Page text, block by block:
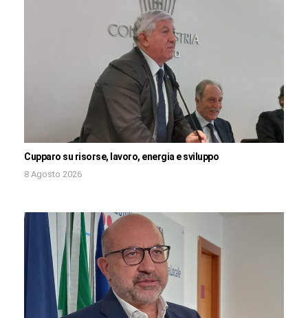
Cupparo su risorse, lavoro, energia e sviluppo
8 Agosto 2026